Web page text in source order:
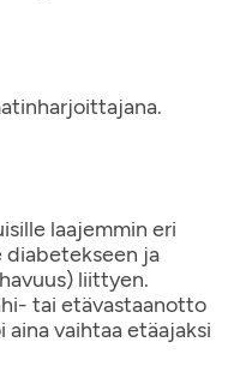
laajemmin eri
diabetekseen ja
liittyen.
tai etävastaanotto
vaihtaa etäajaksi